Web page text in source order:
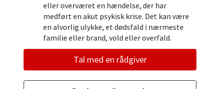
eller overværet en hændelse, der har
medført en akut psykisk krise. Det kan være
en alvorlig ulykke, et dødsfald i nærmeste
familie eller brand, vold eller overfald.
Tal med en rådgiver